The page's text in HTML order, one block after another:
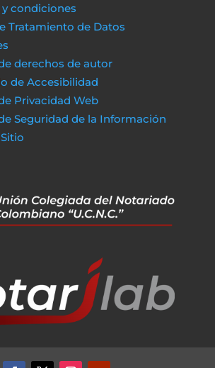
condiciones
Tratamiento de Datos
derechos de autor
de Accesibilidad
Privacidad Web
Seguridad de la Información